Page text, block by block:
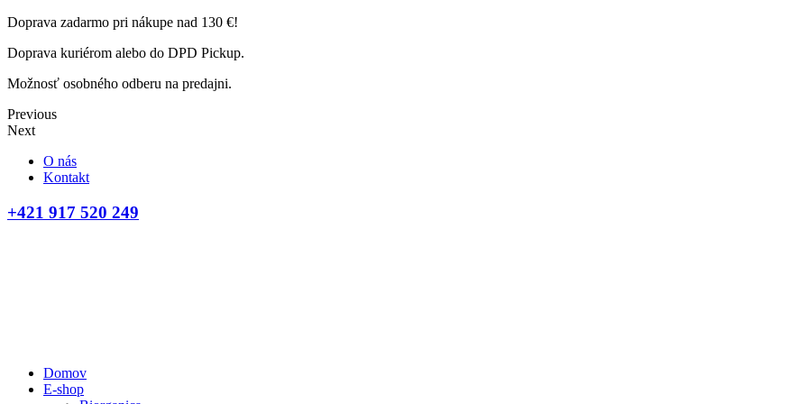
Doprava zadarmo pri nákupe nad 130 €!
Doprava kuriérom alebo do DPD Pickup.
Možnosť osobného odberu na predajni.
Previous
Next
O nás
Kontakt
+421 917 520 249
Domov
E-shop